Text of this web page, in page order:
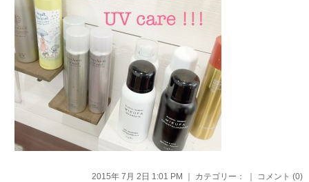
2015年 7月 2日 1:01 PM ｜ カテゴリー： ｜ コメント (0)